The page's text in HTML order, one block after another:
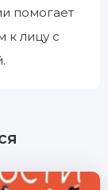
помогает
к лицу с